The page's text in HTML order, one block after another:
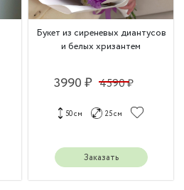
Букет из сиреневых диантусов
и белых хризантем
3990 ₽ 4590 ₽
50 см 25 см
Заказать